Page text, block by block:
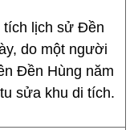
tích lịch sử Đền
do một người
Đền Hùng năm
sửa khu di tích.